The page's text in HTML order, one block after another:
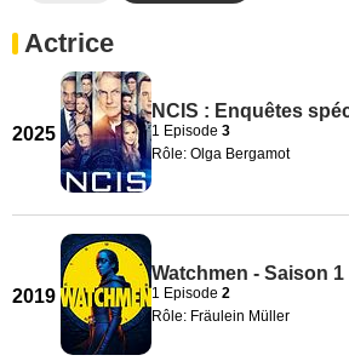
Actrice
2025
NCIS : Enquêtes
1 Episode 3
Rôle: Olga Bergamot
2019
Watchmen - Saison 1
1 Episode 2
Rôle: Fräulein Müller